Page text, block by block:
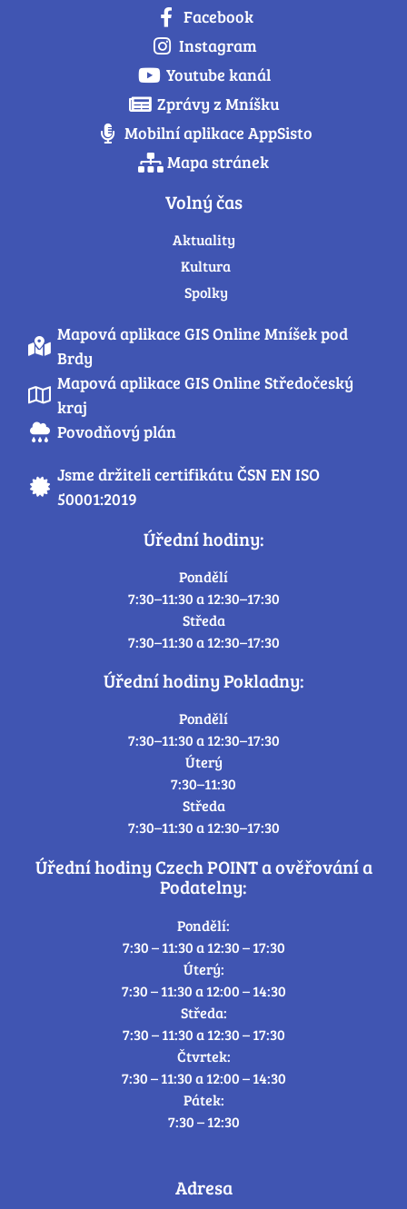
Facebook
Instagram
Youtube kanál
Zprávy z Mníšku
Mobilní aplikace AppSisto
Mapa stránek
Volný čas
Aktuality
Kultura
Spolky
Mapová aplikace GIS Online Mníšek pod
Brdy
Mapová aplikace GIS Online Středočeský
kraj
Povodňový plán
Jsme držiteli certifikátu ČSN EN ISO
50001:2019
Úřední hodiny:
Pondělí
7:30–11:30 a 12:30–17:30
Středa
7:30–11:30 a 12:30–17:30
Úřední hodiny Pokladny:
Pondělí
7:30–11:30 a 12:30–17:30
Úterý
7:30–11:30
Středa
7:30–11:30 a 12:30–17:30
Úřední hodiny Czech POINT a ověřování a
Podatelny:
Pondělí:
7:30 – 11:30 a 12:30 – 17:30
Úterý:
7:30 – 11:30 a 12:00 – 14:30
Středa:
7:30 – 11:30 a 12:30 – 17:30
Čtvrtek:
7:30 – 11:30 a 12:00 – 14:30
Pátek:
7:30 – 12:30
Adresa